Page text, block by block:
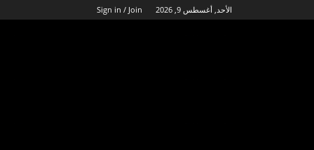
الأحد, أغسطس 9, 2026 Sign in / Join